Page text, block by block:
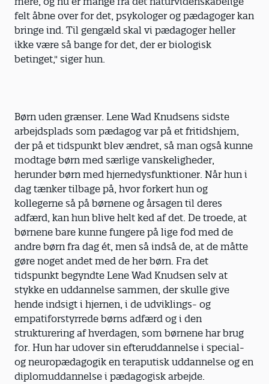
felt åbne over for det, psykologer og pædagoger kan
bringe ind. Til gengæld skal vi pædagoger heller
ikke være så bange for det, der er biologisk
betinget," siger hun.
Børn uden grænser. Lene Wad Knudsens sidste
arbejdsplads som pædagog var på et fritidshjem,
der på et tidspunkt blev ændret, så man også kunne
modtage børn med særlige vanskeligheder,
herunder børn med hjernedysfunktioner. Når hun i
dag tænker tilbage på, hvor forkert hun og
kollegerne så på børnene og årsagen til deres
adfærd, kan hun blive helt ked af det. De troede, at
børnene bare kunne fungere på lige fod med de
andre børn fra dag ét, men så indså de, at de måtte
gøre noget andet med de her børn. Fra det
tidspunkt begyndte Lene Wad Knudsen selv at
stykke en uddannelse sammen, der skulle give
hende indsigt i hjernen, i de udviklings- og
empatiforstyrrede børns adfærd og i den
strukturering af hverdagen, som børnene har brug
for. Hun har udover sin efteruddannelse i special-
og neuropædagogik en teraputisk uddannelse og en
diplomuddannelse i pædagogisk arbejde.